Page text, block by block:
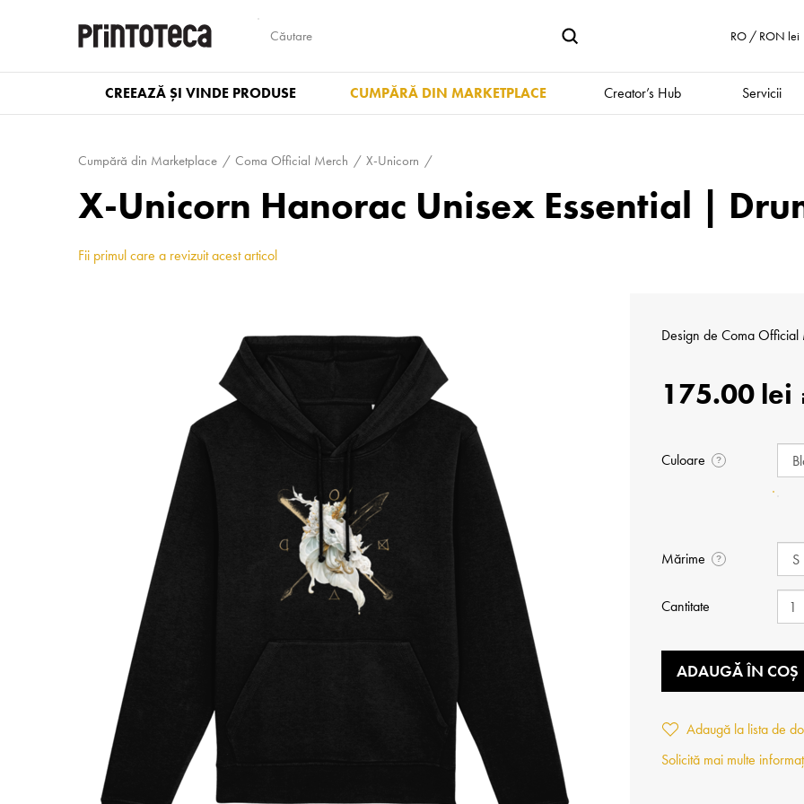
RO / RON lei
CREEAZĂ ȘI VINDE PRODUSE CUMPĂRĂ DIN MARKETPLACE Creator’s Hub Servicii
Cumpără din Marketplace Coma Official Merch X-Unicorn
X-Unicorn Hanorac Unisex Essential |
Fii primul care a revizuit acest articol
Design de Coma Official
175.00 lei
Culoare ?
Mărime ?
Cantitate
ADAUGĂ ÎN COȘ
Adaugă la lista de
Solicită mai multe